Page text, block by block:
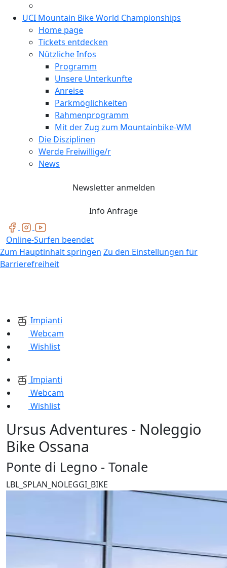
UCI Mountain Bike World Championships
Home page
Tickets entdecken
Nützliche Infos
Programm
Unsere Unterkunfte
Anreise
Parkmöglichkeiten
Rahmenprogramm
Mit der Zug zum Mountainbike-WM
Die Disziplinen
Werde Freiwillige/r
News
Newsletter anmelden
Info Anfrage
Online-Surfen beendet
Zum Hauptinhalt springen Zu den Einstellungen für
Barrierefreiheit
Impianti
Webcam
Wishlist
Impianti
Webcam
Wishlist
Ursus Adventures - Noleggio
Bike Ossana
Ponte di Legno - Tonale
LBL_SPLAN_NOLEGGI_BIKE